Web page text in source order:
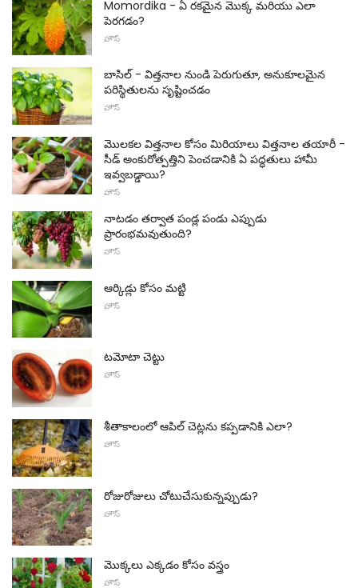
Momordika - ఏ రకమైన మొక్క మరియు ఎలా
పెరగడం?
హౌస్
బాసిల్ - విత్తనాల నుండి పెరుగుతూ, అనుకూలమైన
పరిస్థితులను సృష్టించడం
హౌస్
మొలకల విత్తనాల కోసం మిరియాలు విత్తనాల తయారీ -
సీడ్ అంకురోత్పత్తిని పెంచడానికి ఏ పద్ధతులు హామీ
ఇవ్వబడ్డాయి?
హౌస్
నాటడం తర్వాత పండ్ల పండు ఎప్పుడు
ప్రారంభమవుతుంది?
హౌస్
ఆర్కిడ్లు కోసం మట్టి
హౌస్
టమోటా చెట్టు
హౌస్
శీతాకాలంలో ఆపిల్ చెట్లను కప్పడానికి ఎలా?
హౌస్
రోజురోజులు చోటుచేసుకున్నప్పుడు?
హౌస్
మొక్కలు ఎక్కడం కోసం వస్త్రం
హౌస్